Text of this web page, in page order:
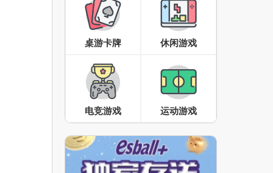
桌游卡牌 休闲游戏
电竞游戏 运动游戏